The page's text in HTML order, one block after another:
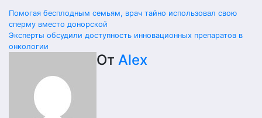
Навигация
по
Помогая бесплодным семьям, врач тайно использовал свою
сперму вместо донорской
Эксперты обсудили доступность инновационных препаратов в
онкологии
От Alex